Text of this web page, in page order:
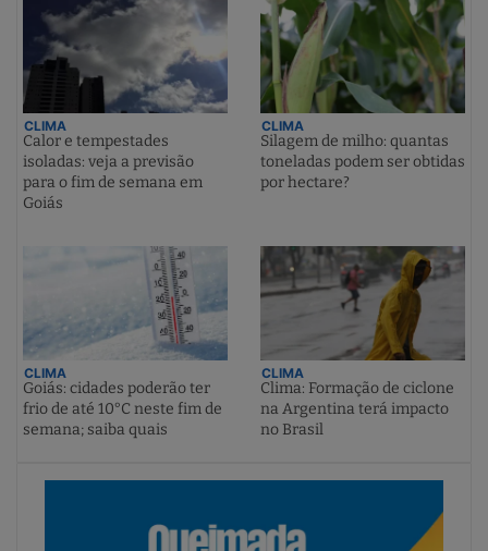
CLIMA
Calor e tempestades
isoladas: veja a previsão
para o fim de semana em
Goiás
CLIMA
Silagem de milho: quantas
toneladas podem ser obtidas
por hectare?
CLIMA
Goiás: cidades poderão ter
frio de até 10°C neste fim de
semana; saiba quais
CLIMA
Clima: Formação de ciclone
na Argentina terá impacto
no Brasil